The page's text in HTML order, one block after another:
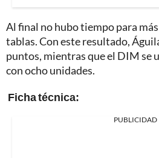
Al final no hubo tiempo para
tablas. Con este resultado,
puntos, mientras que el DIM se
con ocho unidades.
Ficha técnica:
PUBLICIDAD